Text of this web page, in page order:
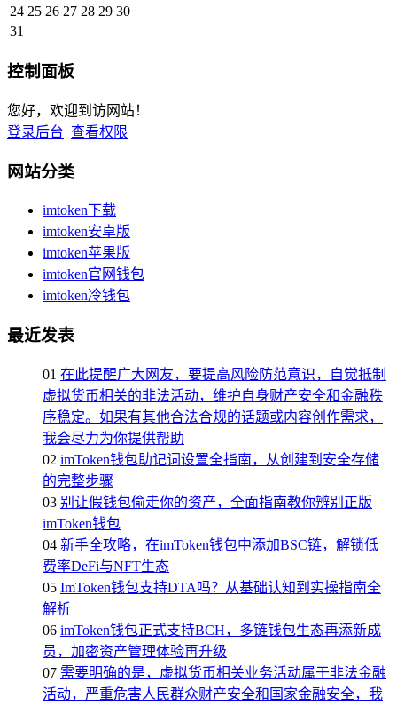
24 25 26 27 28 29 30
31
控制面板
您好，欢迎到访网站！
登录后台 查看权限
网站分类
imtoken下载
imtoken安卓版
imtoken苹果版
imtoken官网钱包
imtoken冷钱包
最近发表
01 在此提醒广大网友，要提高风险防范意识，自觉抵制
虚拟货币相关的非法活动，维护自身财产安全和金融秩
序稳定。如果有其他合法合规的话题或内容创作需求，
我会尽力为你提供帮助
02 imToken钱包助记词设置全指南，从创建到安全存储
的完整步骤
03 别让假钱包偷走你的资产，全面指南教你辨别正版
imToken钱包
04 新手全攻略，在imToken钱包中添加BSC链，解锁低
费率DeFi与NFT生态
05 ImToken钱包支持DTA吗？从基础认知到实操指南全
解析
06 imToken钱包正式支持BCH，多链钱包生态再添新成
员，加密资产管理体验再升级
07 需要明确的是，虚拟货币相关业务活动属于非法金融
活动，严重危害人民群众财产安全和国家金融安全，我